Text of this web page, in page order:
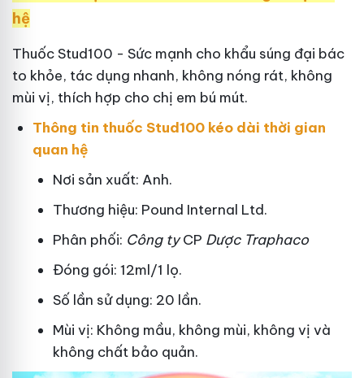
hệ
Thuốc Stud100 - Sức mạnh cho khẩu súng đại bác
to khỏe, tác dụng nhanh, không nóng rát, không
mùi vị, thích hợp cho chị em bú mút.
Thông tin thuốc Stud100 kéo dài thời gian
quan hệ
Nơi sản xuất: Anh.
Thương hiệu: Pound Internal Ltd.
Phân phối: Công tyCP Dược Traphaco
Đóng gói: 12ml/1 lọ.
Số lần sử dụng: 20 lần.
Mùi vị: Không mầu, không mùi, không vị và
không chất bảo quản.